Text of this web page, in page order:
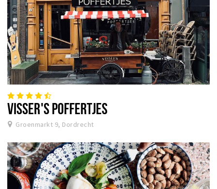
VISSER'S POFFERTJES
Groenmarkt 9, Dordrecht